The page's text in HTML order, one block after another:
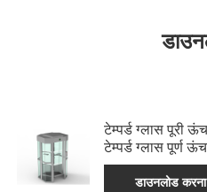
टेम्पर्ड ग्लास पूरी
डाउनलोड करें
टेम्पर्ड ग्लास पूर्ण
डाउनलोड करें
डाउनलोड करना